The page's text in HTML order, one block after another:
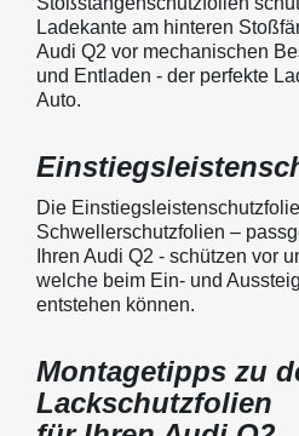
Ladekante am hinteren
Audi Q2 vor mechanischen
und Entladen - der perfekte
Auto.
Die
Schwellerschutzfolien –
Ihren Audi Q2 - schützen vor
welche beim Ein- und
entstehen können.
Montagetipps zu
Lackschutzfolien